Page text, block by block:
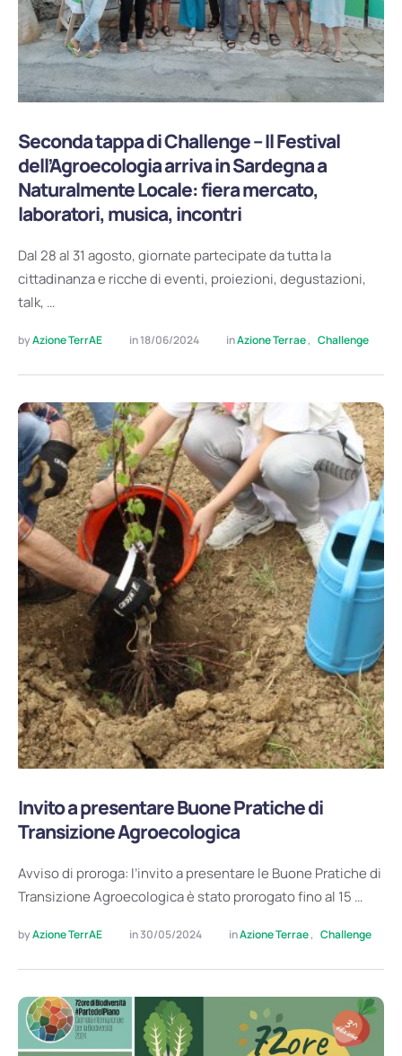
Seconda tappa di Challenge – Il Festival
dell’Agroecologia arriva in Sardegna a
Naturalmente Locale: fiera mercato,
laboratori, musica, incontri
Dal 28 al 31 agosto, giornate partecipate da tutta la
cittadinanza e ricche di eventi, proiezioni, degustazioni,
talk, …
by Azione TerrAE in 18/06/2024 in Azione Terrae, Challenge
Invito a presentare Buone Pratiche di
Transizione Agroecologica
Avviso di proroga: l’invito a presentare le Buone Pratiche di
Transizione Agroecologica è stato prorogato fino al 15 …
by Azione TerrAE in 30/05/2024 in Azione Terrae, Challenge